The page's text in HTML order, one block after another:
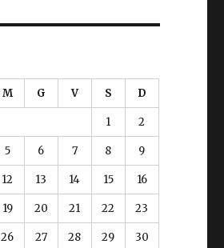
M G V S D
1 2
5 6 7 8 9
12 13 14 15 16
19 20 21 22 23
26 27 28 29 30